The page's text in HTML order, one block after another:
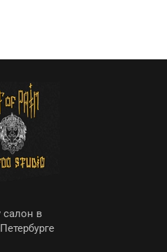
салон в